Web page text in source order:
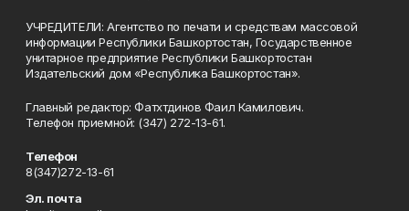
УЧРЕДИТЕЛИ: Агентство по печати и средствам массовой
информации Республики Башкортостан, Государственное
унитарное предприятие Республики Башкортостан
Издательский дом «Республика Башкортостан».
Главный редактор: Фатхтдинов Фаил Камилович.
Телефон приемной: (347) 272-13-61.
Телефон
8(347)272-13-61
Эл. почта